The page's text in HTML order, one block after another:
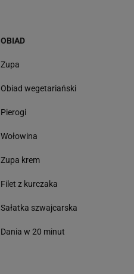
OBIAD
Zupa
Obiad wegetariański
Pierogi
Wołowina
Zupa krem
Filet z kurczaka
Sałatka szwajcarska
Dania w 20 minut